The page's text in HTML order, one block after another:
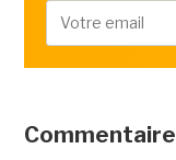
Commentaire